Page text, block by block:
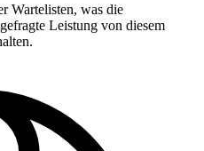
Wartelisten, was die
Leistung von diesem